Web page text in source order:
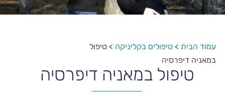
עמוד הבית > טיפולים בקליניקה > טיפול
במאניה דיפרסיה
טיפול במאניה דיפרסיה